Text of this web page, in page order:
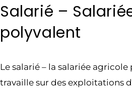
Salarié –
polyvalent
Le salarié – la salariée
travaille sur des exploitations